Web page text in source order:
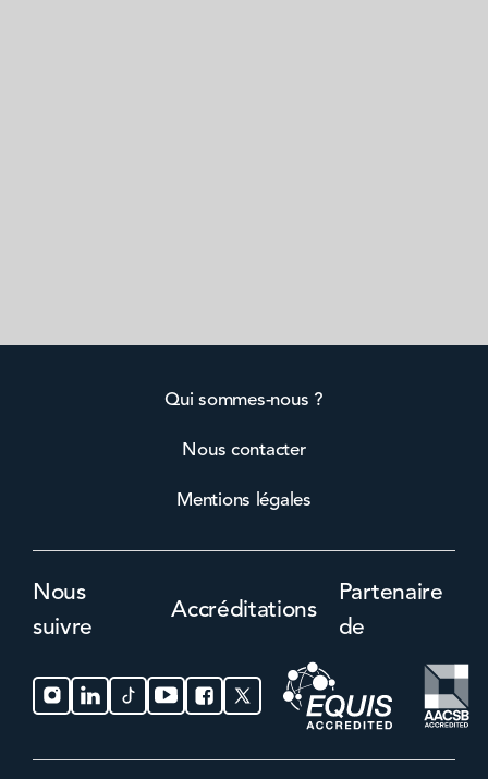
Qui sommes-nous ?
Nous contacter
Mentions légales
Nous
suivre
Accréditations
Partenaire
de